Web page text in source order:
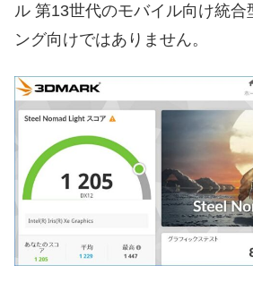
ル 第13世代のモバイル向け統合
ング向けではありません。